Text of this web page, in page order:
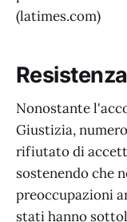
(latimes.com)
Nonostante
Giustizia,
rifiutato di
sostenendo che
preoccupazioni
stati hanno